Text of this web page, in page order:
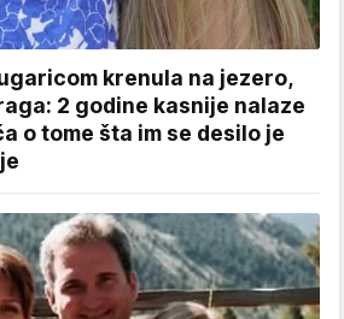
krenula na jezero,
2 godine kasnije nalaze
o tome šta im se desilo je